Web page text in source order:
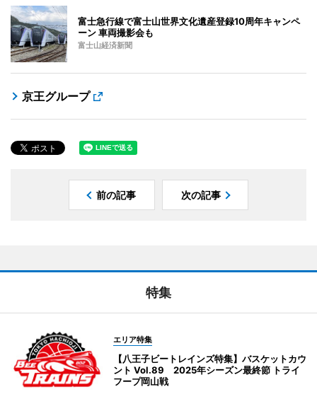
富士急行線で富士山世界文化遺産登録10周年キャンペ
ーン 車両撮影会も
富士山経済新聞
京王グループ
前の記事 次の記事
特集
エリア特集
【八王子ビートレインズ特集】バスケットカウ
ント Vol.89 2025年シーズン最終節 トライ
フープ岡山戦